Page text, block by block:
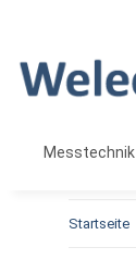
Messtechnik
Startseite